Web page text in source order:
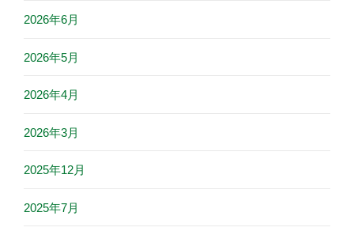
2026年6月
2026年5月
2026年4月
2026年3月
2025年12月
2025年7月